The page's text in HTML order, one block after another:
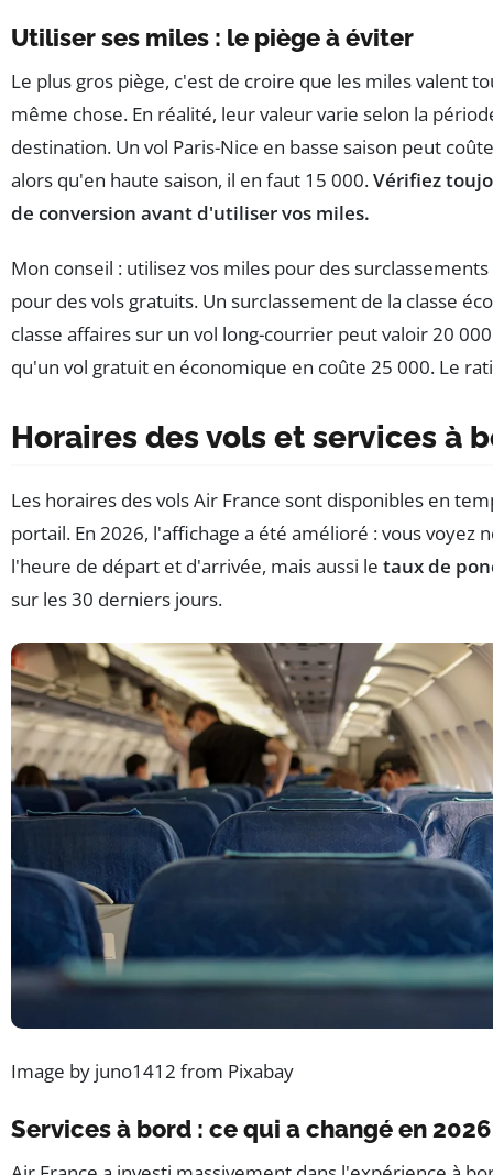
Utiliser ses miles : le piège à éviter
Le plus gros piège, c'est de croire que les miles valent
même chose. En réalité, leur valeur varie selon la
destination. Un vol Paris-Nice en basse saison peut
alors qu'en haute saison, il en faut 15 000.Vérifiez
de conversion avant d'utiliser vos miles.
Mon conseil : utilisez vos miles pour des
pour des vols gratuits. Un surclassement de la classe
classe affaires sur un vol long-courrier peut valoir 20
qu'un vol gratuit en économique en coûte 25 000. Le
Horaires des vols et services à
Les horaires des vols Air France sont disponibles en
portail. En 2026, l'affichage a été amélioré : vous voyez
l'heure de départ et d'arrivée, mais aussi le taux de
sur les 30 derniers jours.
Image by juno1412 from Pixabay
Services à bord : ce qui a changé en 2026